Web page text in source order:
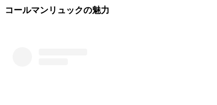
コールマンリュックの魅力